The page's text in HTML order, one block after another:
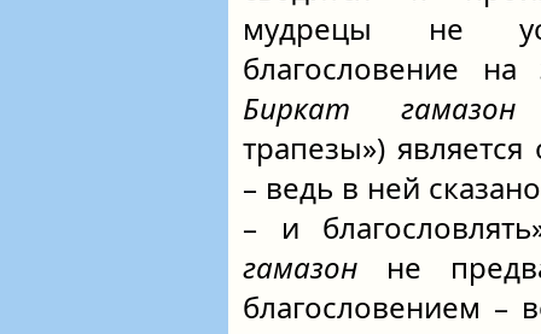
мудрецы не
благословение
Биркат гамазон
трапезы»)
– ведь в ней
– и
гамазон не
благословением –